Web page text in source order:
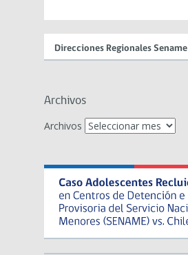
Direcciones Regionales Sename
Archivos
Archivos